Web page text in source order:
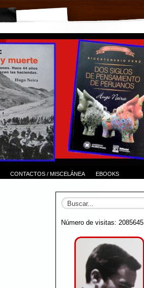
CONTACTOS / MISCELÁNEA EBOOKS
Número de visitas: 2085645